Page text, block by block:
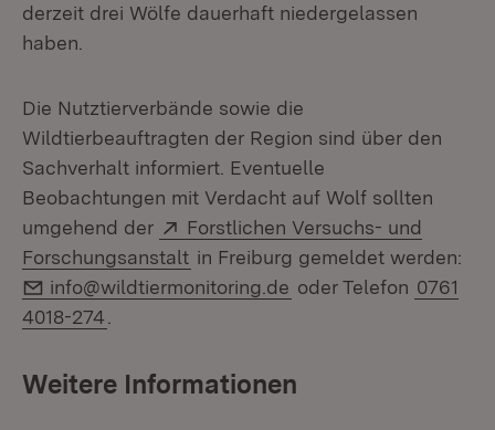
derzeit drei Wölfe dauerhaft niedergelassen
haben.
Die Nutztierverbände sowie die
Wildtierbeauftragten der Region sind über den
Sachverhalt informiert. Eventuelle
Beobachtungen mit Verdacht auf Wolf sollten
umgehend der
Extern:
Forstlichen Versuchs- und
Forschungsanstalt (Öffnet in neuem Fenster)
in Freiburg gemeldet werden:
E-Mail:
info@wildtiermonitoring.de oder Telefon 0761
4018-274
Weitere Informationen